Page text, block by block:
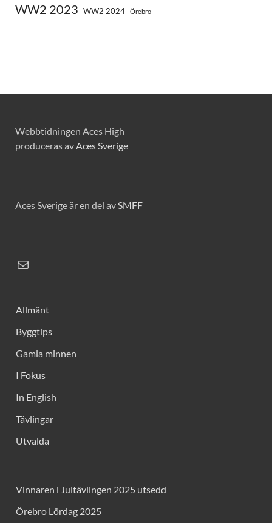
WW2 2023 WW2 2024 Örebro
Webbtidningen Aces High
produceras avAces Sverige
Aces Sverige är en del avSMFF
Allmänt
Byggtips
Gamla minnen
I Fokus
In English
Tävlingar
Utvalda
Vinnaren i Jultävlingen 2025 utsedd
Örebro Lördag 2025